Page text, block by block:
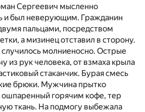
Сергеевич мысленно
и был неверующим. Гражданин
пальцами, посредством
а мизинец отставил в сторону.
молниеносно. Острые
из рук человека, от взмаха крыла
стаканчик. Бурая смесь
брюки. Мужчина прытко
ошпаренный горячим кофе, тер
ткань. На подмогу выбежала